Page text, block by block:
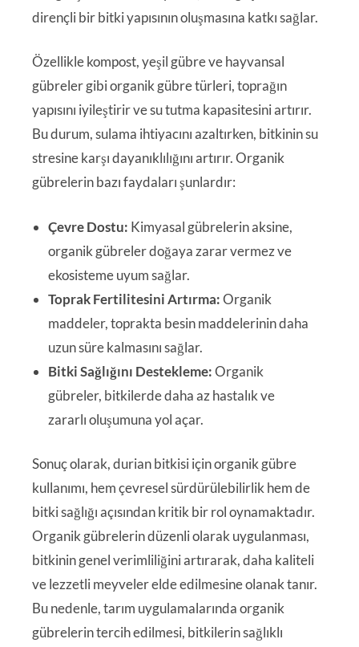
dirençli bir bitki yapısının oluşmasına katkı sağlar.
Özellikle kompost, yeşil gübre ve hayvansal
gübreler gibi organik gübre türleri, toprağın
yapısını iyileştirir ve su tutma kapasitesini artırır.
Bu durum, sulama ihtiyacını azaltırken, bitkinin su
stresine karşı dayanıklılığını artırır. Organik
gübrelerin bazı faydaları şunlardır:
Çevre Dostu: Kimyasal gübrelerin aksine,
organik gübreler doğaya zarar vermez ve
ekosisteme uyum sağlar.
Toprak Fertilitesini Artırma:Organik
maddeler, toprakta besin maddelerinin daha
uzun süre kalmasını sağlar.
Bitki Sağlığını Destekleme:Organik
gübreler, bitkilerde daha az hastalık ve
zararlı oluşumuna yol açar.
Sonuç olarak, durian bitkisi için organik gübre
kullanımı, hem çevresel sürdürülebilirlik hem de
bitki sağlığı açısından kritik bir rol oynamaktadır.
Organik gübrelerin düzenli olarak uygulanması,
bitkinin genel verimliliğini artırarak, daha kaliteli
ve lezzetli meyveler elde edilmesine olanak tanır.
Bu nedenle, tarım uygulamalarında organik
gübrelerin tercih edilmesi, bitkilerin sağlıklı